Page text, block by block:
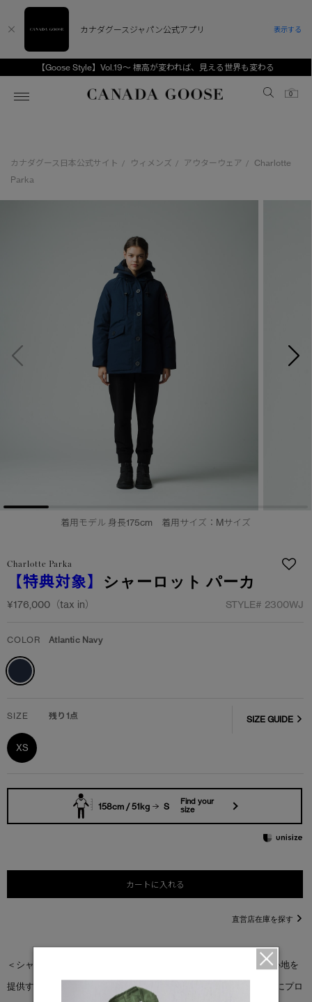
【Goose Style】Vol.19～ 標高が変われば、見える世界も変わる
Canada Goose
0
スプリングコレクション
FW26コレクション
サマー 26 コレクション
サマー 26 コレクションLOOK
日本限定モデル
スノーグース
メイドインジャパンTシャツ
アウターウェア
アクセサリー
コレクション
FW26コレクション
サマー 26 コレクション
サマー 26 コレクションLOOK
日本限定モデル
スノーグース
メイドインジャパンTシャツ
アウターウェア
アクセサリー
コレクション
キッズ（2‐7歳)
ユース（6＋歳)
コレクション
CANADA GOOSE Generationsは、アウター
ウェアの下取り・再販を通じて、長く愛される製
品の価値を受け継いでいきます。
アーカイブの希少なピースもご覧いただけます。
詳しく見る
カナダグース日本公式サイト / ウィメンズ / アウターウェア /
Charlotte
Parka
着用モデル 身長175cm 着用サイズ：Mサイズ
Charlotte Parka
【特典対象】 シャーロット パーカ
¥176,000（tax in） STYLE# 2300WJ
COLOR Atlantic Navy
SIZE 残り1点
XS
SIZE GUIDE
158cm / 51kg S
Find your
size
カートに入れる
直営店在庫を探す
＜シャーロット パーカ＞は、過酷なコンディションでも快適な着心地を
提供する耐久性に優れたアークティックテックR生地を使用。さらにプロ
カナダグースジャパン公式アプリ 表示する